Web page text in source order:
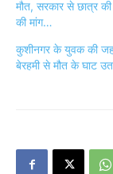
मौत, सरकार से छात्र
की मांग…
कुशीनगर के युवक की
बेरहमी से मौत के घाट